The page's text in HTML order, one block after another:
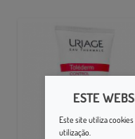
ESTE
Este site utiliza
utilização.